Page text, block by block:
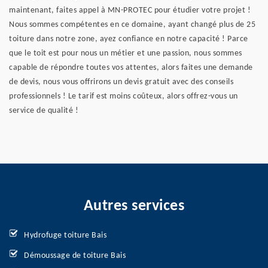
maintenant, faites appel à MN-PROTEC pour étudier votre projet !
Nous sommes compétentes en ce domaine, ayant changé plus de 25
toiture dans notre zone, ayez confiance en notre capacité ! Parce
que le toit est pour nous un métier et une passion, nous sommes
capable de répondre toutes vos attentes, alors faites une demande
de devis, nous vous offrirons un devis gratuit avec des conseils
professionnels ! Le tarif est moins coûteux, alors offrez-vous un
service de qualité !
Autres services
Hydrofuge toiture Bais
Démoussage de toiture Bais